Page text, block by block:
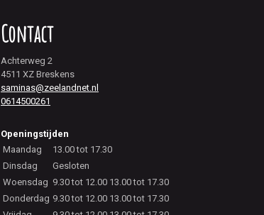
Contact
Achterweg 2
4511 XZ Breskens
saminas@zeelandnet.nl
0614500261
Openingstijden
Maandag
13.00 tot 17.30
Dinsdag
Gesloten
Woensdag 9.30 tot 12.00 13.00 tot 17.30
Donderdag 9.30 tot 12.00 13.00 tot 17.30